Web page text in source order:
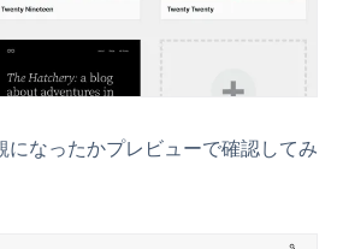
になったかプレビューで確認してみ